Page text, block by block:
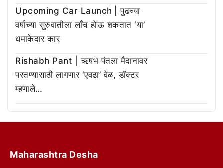
Upcoming Car Launch | पुढच्या
वर्षाच्या सुरुवातीला लाँच होऊ शकतात ‘या’
धमाकेदार कार
Rishabh Pant | ऋषभ पंतला मैदानावर
परतण्यासाठी लागणार ‘एवढा’ वेळ, डॉक्टर
म्हणाले…
Maharashtra Desha